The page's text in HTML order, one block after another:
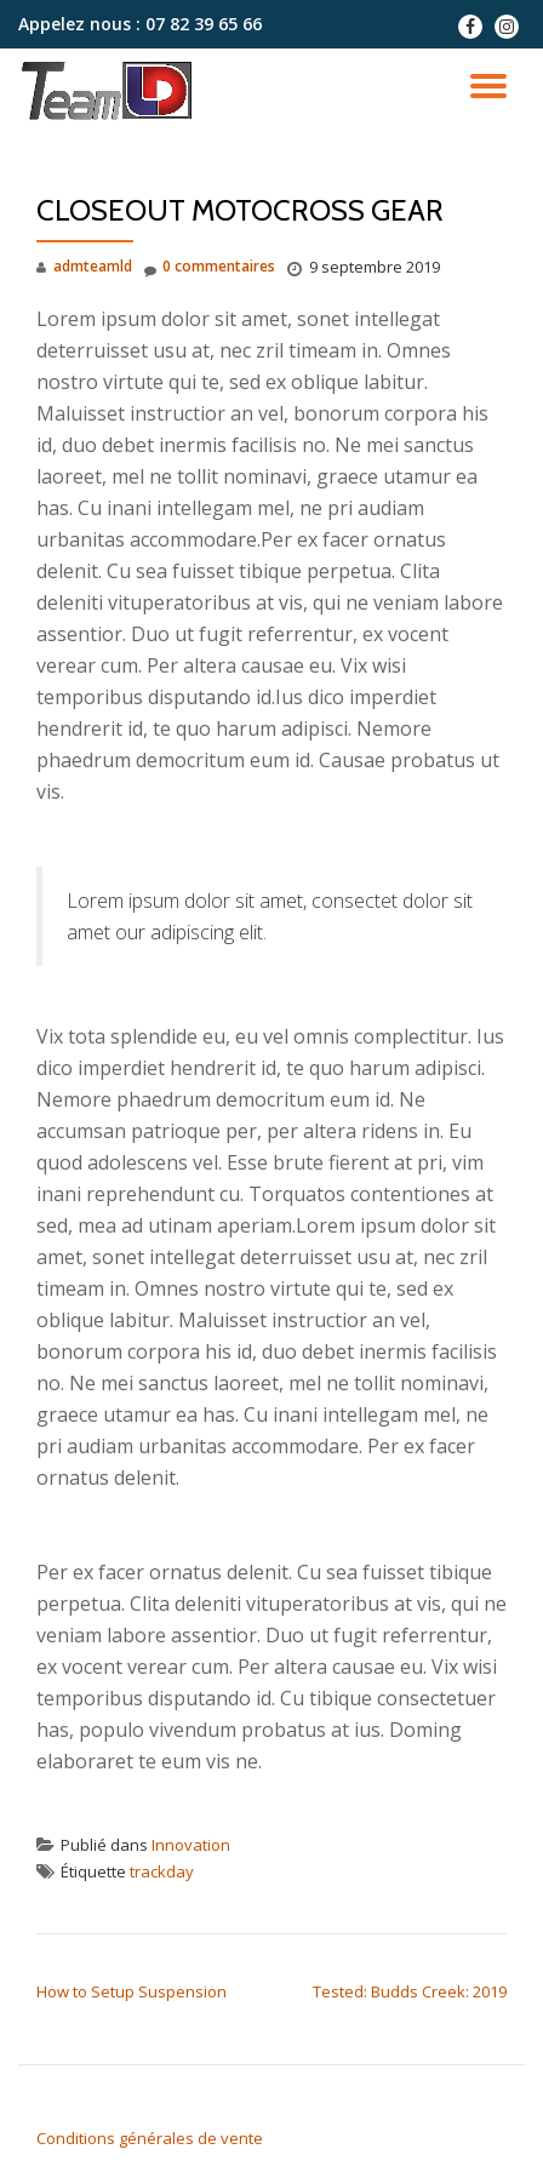
Aller
contenu
Appelez nous : 07 82 39 65 66
fa-
facebook
fa-
CLOSEOUT MOTOCROSS GEAR
admteamld 9 septembre 2019
0 commentaires
Lorem ipsum dolor sit amet, sonet intellegat
deterruisset usu at, nec zril timeam in. Omnes
nostro virtute qui te, sed ex oblique labitur.
Maluisset instructior an vel, bonorum corpora his
id, duo debet inermis facilisis no. Ne mei sanctus
laoreet, mel ne tollit nominavi, graece utamur ea
has. Cu inani intellegam mel, ne pri audiam
urbanitas accommodare.Per ex facer ornatus
delenit. Cu sea fuisset tibique perpetua. Clita
deleniti vituperatoribus at vis, qui ne veniam labore
assentior. Duo ut fugit referrentur, ex vocent
verear cum. Per altera causae eu. Vix wisi
temporibus disputando id.Ius dico imperdiet
hendrerit id, te quo harum adipisci. Nemore
phaedrum democritum eum id. Causae probatus ut
vis.
Lorem ipsum dolor sit amet, consectet dolor sit
amet our adipiscing elit.
Vix tota splendide eu, eu vel omnis complectitur. Ius
dico imperdiet hendrerit id, te quo harum adipisci.
Nemore phaedrum democritum eum id. Ne
accumsan patrioque per, per altera ridens in. Eu
quod adolescens vel. Esse brute fierent at pri, vim
inani reprehendunt cu. Torquatos contentiones at
sed, mea ad utinam aperiam.Lorem ipsum dolor sit
amet, sonet intellegat deterruisset usu at, nec zril
timeam in. Omnes nostro virtute qui te, sed ex
oblique labitur. Maluisset instructior an vel,
bonorum corpora his id, duo debet inermis facilisis
no. Ne mei sanctus laoreet, mel ne tollit nominavi,
graece utamur ea has. Cu inani intellegam mel, ne
pri audiam urbanitas accommodare. Per ex facer
ornatus delenit.
Per ex facer ornatus delenit. Cu sea fuisset tibique
perpetua. Clita deleniti vituperatoribus at vis, qui ne
veniam labore assentior. Duo ut fugit referrentur,
ex vocent verear cum. Per altera causae eu. Vix wisi
temporibus disputando id. Cu tibique consectetuer
has, populo vivendum probatus at ius. Doming
elaboraret te eum vis ne.
Publié dans Innovation
Étiquette trackday
How to Setup Suspension Tested: Budds Creek: 2019
Conditions générales de vente